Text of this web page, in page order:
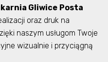
Gliwice Posta
oraz druk na
naszym usługom Twoje
wizualnie i przyciągną